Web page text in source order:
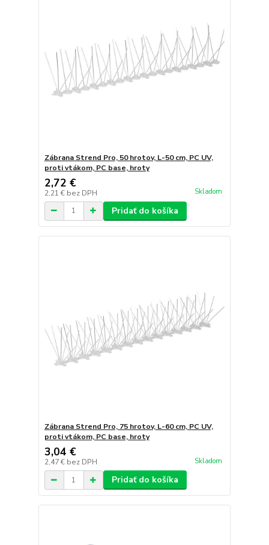
Zábrana Strend Pro, 50 hrotov, L-50 cm, PC UV,
proti vtákom, PC base, hroty
2,72 €
2,21 € bez DPH Skladom
Pridať do košíka
Zábrana Strend Pro, 75 hrotov, L-60 cm, PC UV,
proti vtákom, PC base, hroty
3,04 €
2,47 € bez DPH Skladom
Pridať do košíka